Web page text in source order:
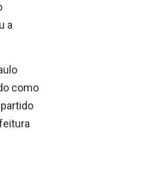
a
como